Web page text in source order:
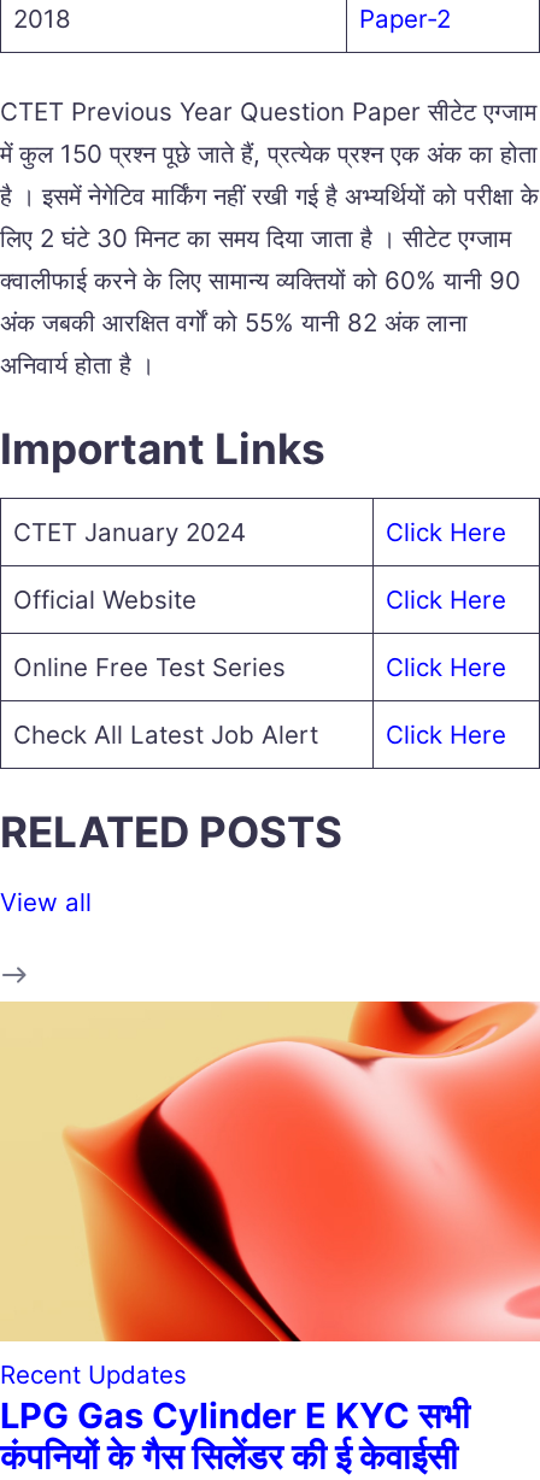
2018 Paper-2
CTET Previous Year Question Paper सीटेट एग्जाम
में कुल 150 प्रश्न पूछे जाते हैं, प्रत्येक प्रश्न एक अंक का होता
है । इसमें नेगेटिव मार्किंग नहीं रखी गई है अभ्यर्थियों को परीक्षा के
लिए 2 घंटे 30 मिनट का समय दिया जाता है । सीटेट एग्जाम
क्वालीफाई करने के लिए सामान्य व्यक्तियों को 60% यानी 90
अंक जबकी आरक्षित वर्गों को 55% यानी 82 अंक लाना
अनिवार्य होता है ।
Important Links
CTET January 2024 Click Here
Official Website Click Here
Online Free Test Series Click Here
Check All Latest Job Alert Click Here
RELATED POSTS
View all
Recent Updates
LPG Gas Cylinder E KYC सभी
कंपनियों के गैस सिलेंडर की ई केवाईसी